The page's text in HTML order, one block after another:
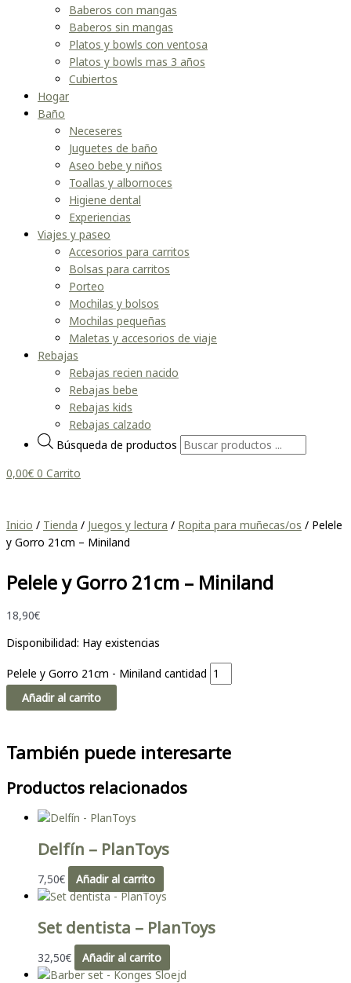
Baberos con mangas
Baberos sin mangas
Platos y bowls con ventosa
Platos y bowls mas 3 años
Cubiertos
Hogar
Baño
Neceseres
Juguetes de baño
Aseo bebe y niños
Toallas y albornoces
Higiene dental
Experiencias
Viajes y paseo
Accesorios para carritos
Bolsas para carritos
Porteo
Mochilas y bolsos
Mochilas pequeñas
Maletas y accesorios de viaje
Rebajas
Rebajas recien nacido
Rebajas bebe
Rebajas kids
Rebajas calzado
Búsqueda de productos
0,00€ 0 Carrito
Inicio / Tienda / Juegos y lectura / Ropita para muñecas/os / Pelele
y Gorro 21cm – Miniland
Pelele y Gorro 21cm – Miniland
18,90€
Disponibilidad: Hay existencias
Pelele y Gorro 21cm - Miniland cantidad
Añadir al carrito
También puede interesarte
Productos relacionados
Delfín – PlanToys
7,50€ Añadir al carrito
Set dentista – PlanToys
32,50€ Añadir al carrito